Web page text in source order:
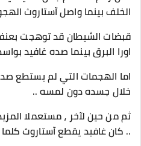
الخلف بينما واصل آستاروث
قبضات الشيطان قد توهجت
اورا البرق بينما صده غافيد
اما الهجمات التي لم يستطع
خلال جسده دون لمسه ..
ثم من حين لآخر ، مستعملا
.. كان غافيد يقطع آستاروث